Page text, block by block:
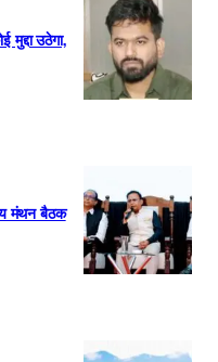
उठेगा,
मंथन बैठक